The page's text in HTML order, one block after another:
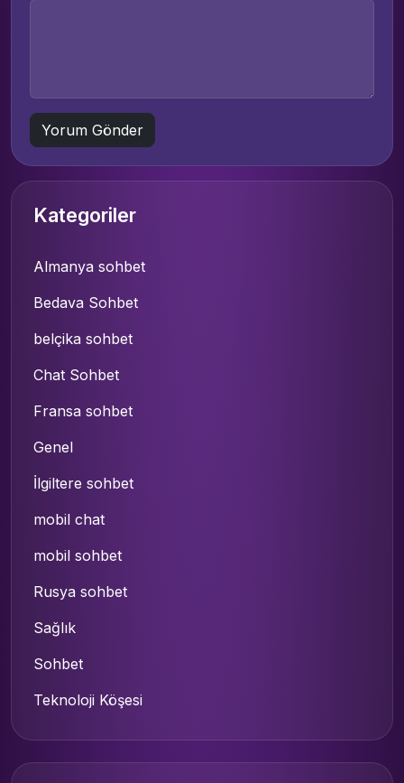
Kategoriler
Almanya sohbet
Bedava Sohbet
belçika sohbet
Chat Sohbet
Fransa sohbet
Genel
İlgiltere sohbet
mobil chat
mobil sohbet
Rusya sohbet
Sağlık
Sohbet
Teknoloji Köşesi